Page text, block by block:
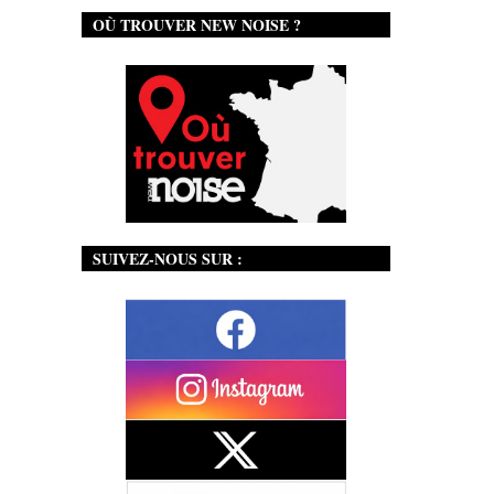
OÙ TROUVER NEW NOISE ?
SUIVEZ-NOUS SUR :